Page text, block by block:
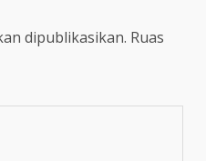
dipublikasikan. Ruas